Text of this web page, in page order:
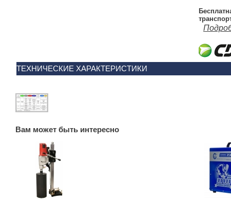
ТЕХНИЧЕСКИЕ ХАРАКТЕРИСТИКИ
Вам может быть интересно